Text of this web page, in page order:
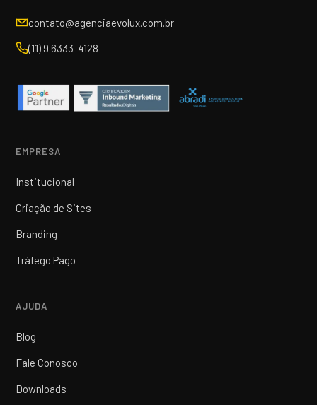
contato@agenciaevolux.com.br
(11) 9 6333-4128
EMPRESA
Institucional
Criação de Sites
Branding
Tráfego Pago
AJUDA
Blog
Fale Conosco
Downloads